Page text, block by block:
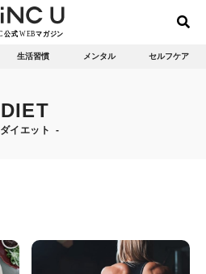
生活習慣 メンタル セルフケア
DIET
ダイエット